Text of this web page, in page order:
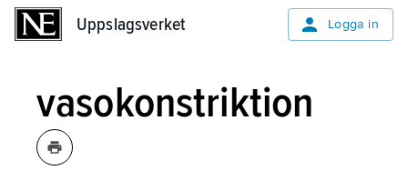
Uppslagsverket Logga in
vasokonstriktion